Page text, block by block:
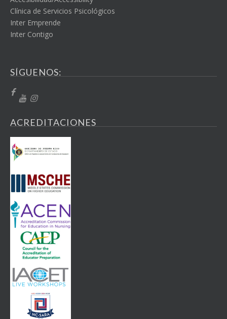
Clínica de Servicios Psicológicos
Inter Emprende
Inter Contigo
SÍGUENOS:
ACREDITACIONES